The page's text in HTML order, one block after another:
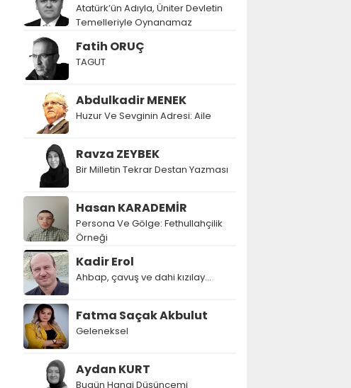
Atatürk’ün Adıyla, Üniter Devletin
Temelleriyle Oynanamaz
Fatih ORUÇ
TAGUT
Abdulkadir MENEK
Huzur Ve Sevginin Adresi: Aile
Ravza ZEYBEK
Bir Milletin Tekrar Destan Yazması
Hasan KARADEMİR
Persona Ve Gölge: Fethullahçilik
Örneği
Kadir Erol
Ahbap, çavuş ve dahi kızılay...
Fatma Saçak Akbulut
Geleneksel
Aydan KURT
Bugün Hangi Düşüncemi